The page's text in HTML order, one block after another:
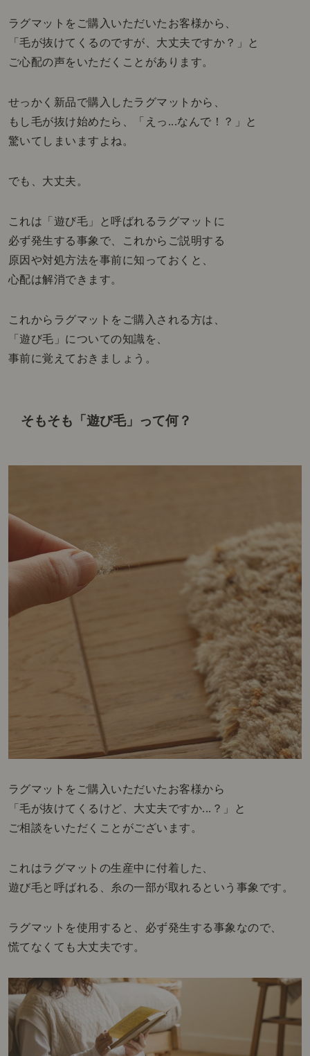
ラグマットをご購入いただいたお客様から、
「毛が抜けてくるのですが、大丈夫ですか？」と
ご心配の声をいただくことがあります。
せっかく新品で購入したラグマットから、
もし毛が抜け始めたら、「えっ...なんで！？」と
驚いてしまいますよね。
でも、大丈夫。
これは「遊び毛」と呼ばれるラグマットに
必ず発生する事象で、これからご説明する
原因や対処方法を事前に知っておくと、
心配は解消できます。
これからラグマットをご購入される方は、
「遊び毛」についての知識を、
事前に覚えておきましょう。
そもそも「遊び毛」って何？
ラグマットをご購入いただいたお客様から
「毛が抜けてくるけど、大丈夫ですか...？」と
ご相談をいただくことがございます。
これはラグマットの生産中に付着した、
遊び毛と呼ばれる、糸の一部が取れるという事象です。
ラグマットを使用すると、必ず発生する事象なので、
慌てなくても大丈夫です。